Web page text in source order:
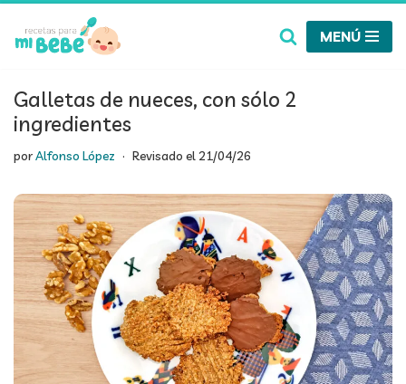
Saltar
contenido
MENÚ
Galletas de nueces, con sólo 2
ingredientes
porAlfonso López Revisado el21/04/26